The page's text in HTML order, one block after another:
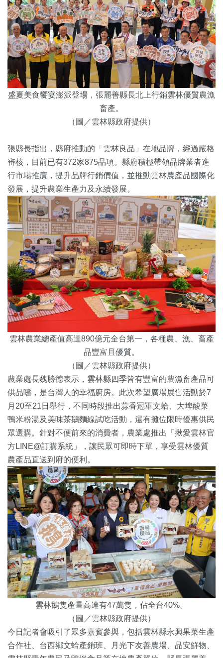
盛夏美食饗宴澎派登場，張麗善縣長北上行銷雲林優質農漁
畜產。
（圖／雲林縣政府提供）
張縣長指出，縣府推動的「雲林良品」在地品牌，經過嚴格
審核，目前已有372家875品項。縣府積極帶領品牌業者進
行市場推廣，提升品牌行銷價值，並推動雲林農產品國際化
發展，提升農業生產力及永續發展。
雲林農業總產值高達890億元全台第一，各種農、漁、畜產
品豐富且優質。
（圖／雲林縣政府提供）
農業處長魏勝德表示，雲林縣四季皆有豐富的農漁畜產品可
供品嚐，是台灣人的幸福廚房。此次希望廣場展售活動於7
月20至21日舉行，不同時段推出蒜香冠軍文蛤、大埤酸菜
鴨米粉湯及美味茶鵝麵線試吃活動，還有攤位限時優惠供民
眾選購。針對不便前來的消費者，農業處推出「揪愛雲林官
方LINE@訂購系統」，讓民眾可即時下單，享受雲林優質
農產品直送到府的便利。
雲林鵝隻產量高達有47萬隻，佔全台40%。
（圖／雲林縣政府提供）
今日記者會吸引了眾多嘉賓參與，包括雲林縣永興果菜生產
合作社、台西鄉文蛤產銷班、月光下友善農場、品安鮮物、